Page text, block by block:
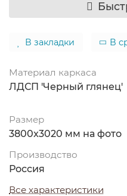
В закладки В
Материал каркаса
ЛДСП 'Черный глянец'
Размер
3800x3020 мм на фото
Производство
Россия
Все характеристики